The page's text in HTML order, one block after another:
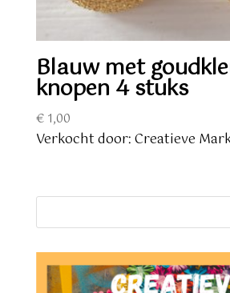
Blauw met
knopen 4 stuks
€1,00
Verkocht door: Creatieve